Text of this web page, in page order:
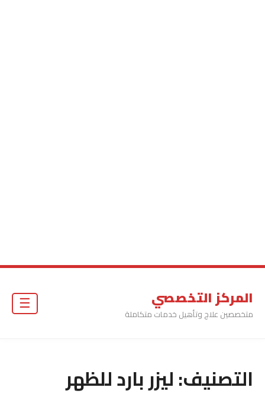
المركز التخصصي
متخصصين علاج وتأهيل خدمات متكاملة
التصنيف:ليزر بارد للظهر